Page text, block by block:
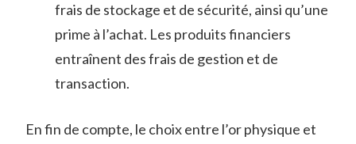
frais de stockage et de sécurité, ainsi‌ qu’une
prime à l’achat. Les produits financiers
entraînent des frais de gestion et ⁣de
transaction.
⁤ ​En fin‍ de compte, le⁣ choix entre ⁤l’or physique et